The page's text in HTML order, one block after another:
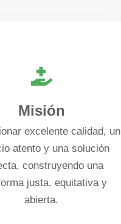
Misión
excelente calidad, un
atento y una solución
construyendo una
justa, equitativa y
abierta.